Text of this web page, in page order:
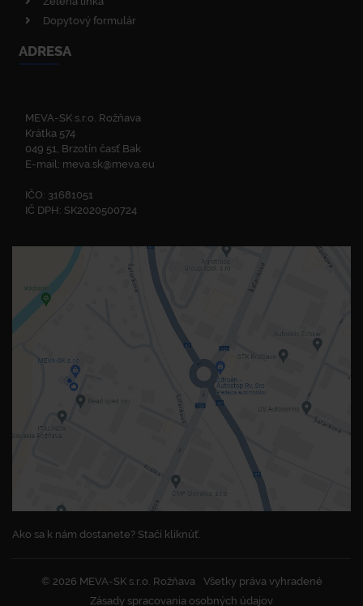
Dopytový formulár
ADRESA
MEVA-SK s.r.o. Rožňava
Krátka 574
049 51, Brzotín časť Bak
E-mail: meva.sk@meva.eu
IČO: 31681051
IČ DPH: SK2020500724
Ako sa k nám dostanete? Stačí kliknúť.
© 2026 MEVA-SK s.r.o. Rožňava
Všetky práva vyhradené
Zásady spracovania osobných údajov